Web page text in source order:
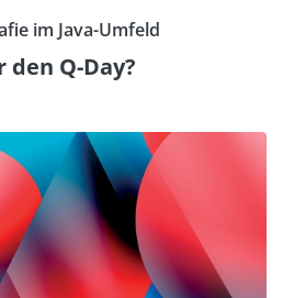
im Java-Umfeld
Q-Day?